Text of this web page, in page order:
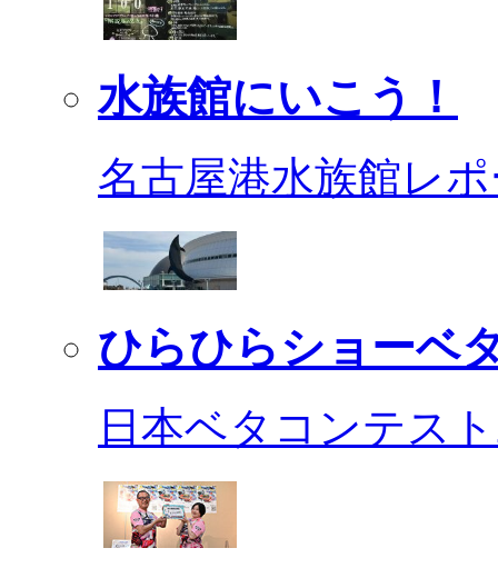
水族館にいこう！
名古屋港水族館レ
ひらひらショーベ
日本ベタコンテス